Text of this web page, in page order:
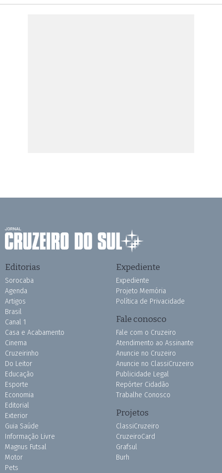
Editorias
Sorocaba
Agenda
Artigos
Brasil
Canal 1
Casa e Acabamento
Cinema
Cruzeirinho
Do Leitor
Educação
Esporte
Economia
Editorial
Exterior
Guia Saúde
Informação Livre
Magnus Futsal
Motor
Pets
Expediente
Expediente
Projeto Memória
Política de Privacidade
Fale conosco
Fale com o Cruzeiro
Atendimento ao Assinante
Anuncie no Cruzeiro
Anuncie no ClassiCruzeiro
Publicidade Legal
Repórter Cidadão
Trabalhe Conosco
Projetos
ClassiCruzeiro
CruzeiroCard
Grafsul
Burh